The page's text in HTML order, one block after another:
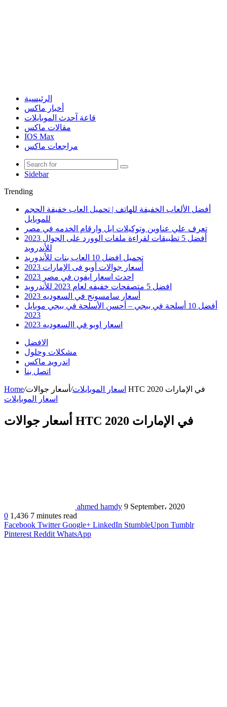
الرئيسية
أخبار ماكس
قاعة آحدث الموبايلات
مقالات ماكس
IOS Max
مراجعات ماكس
Sidebar
Trending
أفضل الألعاب الخفيفة للهاتف | تحميل العاب خفيفة الحجم
للموبايل
تعرف علي عناوين وتوكيلات ابل وارقام الخدمه في مصر
أفضل 5 تطبيقات لقراءة ملفات الوورد على الجوال 2023
للأندرويد
تحميل افضل 10 العاب بنات للأندوريد
أسعار جوالات أوبو فى الإمارات 2023
احدث اسعار ايفون في مصر 2023
افضل 5 متصفحات خفيفه لعام 2023 للأندرويد
أسعار سامسونج في السعوديه 2023
أفضل 10 أسلحة في ببجي – أحسن الأسلحة في ببجي موبايل
2023
اسعار اوبو في االسعوديه 2023
الافضل
مشكلات وحلول
اندرويد ماكس
اتصل بنا
Home/ اسعار الموبايلات/
أسعار جوالات HTC في الإمارات 2020
اسعار الموبايلات
أسعار جوالات HTC في الإمارات 2020
ahmed hamdy 9 September، 2020
0 1,436 7 minutes read
Facebook Twitter Google+ LinkedIn StumbleUpon Tumblr
Pinterest Reddit WhatsApp